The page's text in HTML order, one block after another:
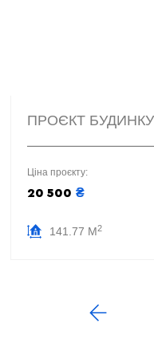
ПРОЄКТ БУДИНКУ
Ціна проєкту:
20 500 ₴
141.77 М2